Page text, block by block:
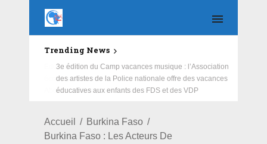
Trending News
Education : la fédération de la Russie rénove les
écoles primaire et collège du Camp Général
Aboubacar Sangoulé Lamizana
Accueil
Burkina Faso
Burkina Faso : Les Acteurs De